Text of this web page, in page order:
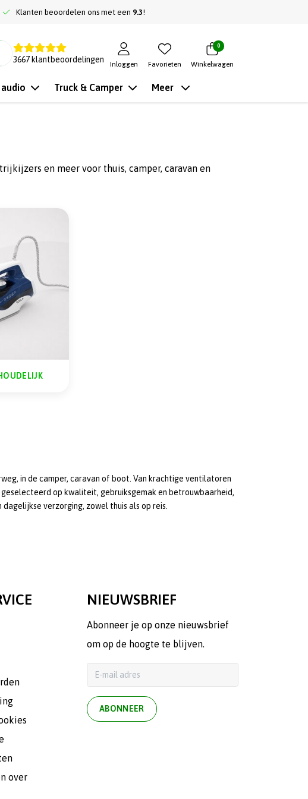
Klanten beoordelen ons met een 9.3!
3667 klantbeoordelingen
Inloggen Favorieten
0
Winkelwagen
Truck & Camper Meer
en meer voor thuis, camper, caravan en
in de camper, caravan of boot. Van krachtige ventilatoren
op kwaliteit, gebruiksgemak en betrouwbaarheid,
verzorging, zowel thuis als op reis.
over
NIEUWSBRIEF
Abonneer je op onze nieuwsbrief
om op de hoogte te blijven.
ABONNEER